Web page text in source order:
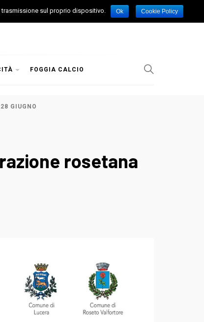
FOGGIA CALCIO
GIUGNO
rosetana
sul proprio dispositivo. Ok Cookie Policy